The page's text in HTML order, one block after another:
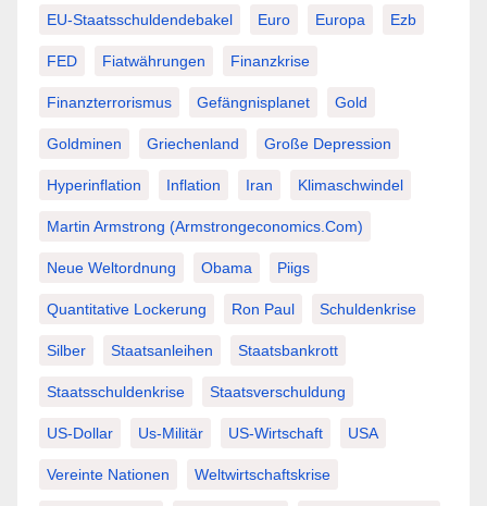
EU-Staatsschuldendebakel Euro Europa Ezb
FED Fiatwährungen Finanzkrise
Finanzterrorismus Gefängnisplanet Gold
Goldminen Griechenland Große Depression
Hyperinflation Inflation Iran Klimaschwindel
Martin Armstrong (Armstrongeconomics.com)
Neue Weltordnung Obama Piigs
Quantitative Lockerung Ron Paul Schuldenkrise
Silber Staatsanleihen Staatsbankrott
Staatsschuldenkrise Staatsverschuldung
US-Dollar Us-Militär US-Wirtschaft USA
Vereinte Nationen Weltwirtschaftskrise